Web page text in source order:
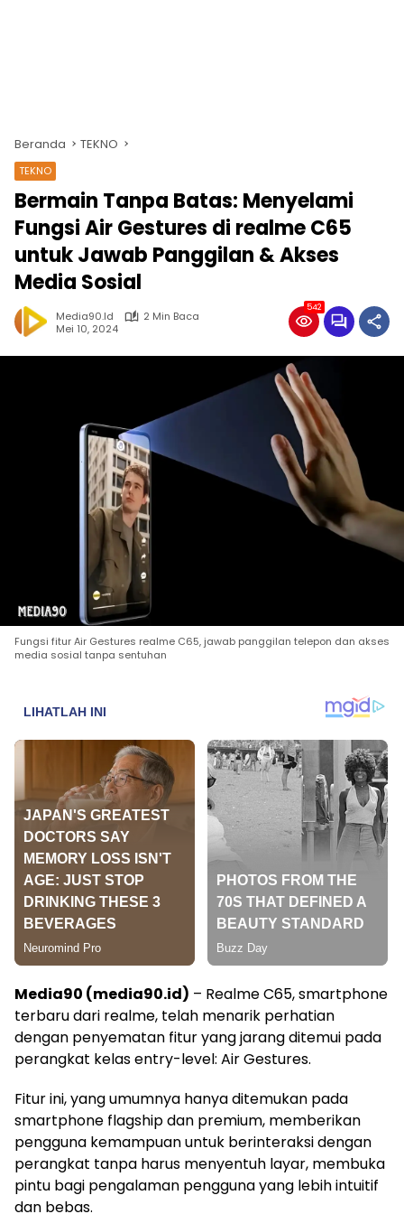
Beranda TEKNO
TEKNO
Bermain Tanpa Batas: Menyelami
Fungsi Air Gestures di realme C65
untuk Jawab Panggilan & Akses
Media Sosial
Media90.id
2 Min Baca
Mei 10, 2024
542
Fungsi fitur Air Gestures realme C65, jawab panggilan telepon dan akses
media sosial tanpa sentuhan
Media90 (media90.id) – Realme C65, smartphone
terbaru dari realme, telah menarik perhatian
dengan penyematan fitur yang jarang ditemui pada
perangkat kelas entry-level: Air Gestures.
Fitur ini, yang umumnya hanya ditemukan pada
smartphone flagship dan premium, memberikan
pengguna kemampuan untuk berinteraksi dengan
perangkat tanpa harus menyentuh layar, membuka
pintu bagi pengalaman pengguna yang lebih intuitif
dan bebas.